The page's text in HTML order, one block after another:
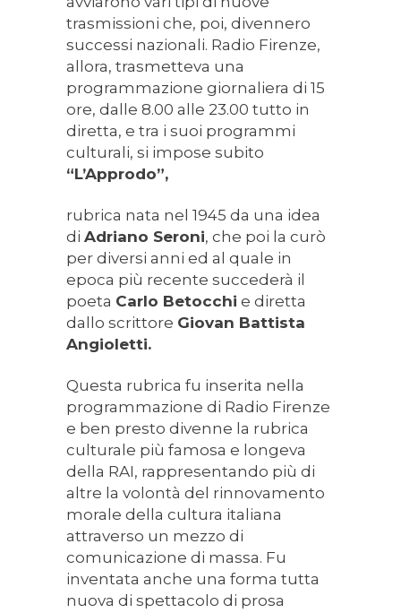
trasmissioni che, poi, divennero
successi nazionali. Radio Firenze,
allora, trasmetteva una
programmazione giornaliera di 15
ore, dalle 8.00 alle 23.00 tutto in
diretta, e tra i suoi programmi
culturali, si impose subito
“L’Approdo”,
rubrica nata nel 1945 da una idea
di Adriano Seroni, che poi la curò
per diversi anni ed al quale in
epoca più recente succederà il
poeta Carlo Betocchi e diretta
dallo scrittore Giovan Battista
Angioletti.
Questa rubrica fu inserita nella
programmazione di Radio Firenze
e ben presto divenne la rubrica
culturale più famosa e longeva
della RAI, rappresentando più di
altre la volontà del rinnovamento
morale della cultura italiana
attraverso un mezzo di
comunicazione di massa. Fu
inventata anche una forma tutta
nuova di spettacolo di prosa